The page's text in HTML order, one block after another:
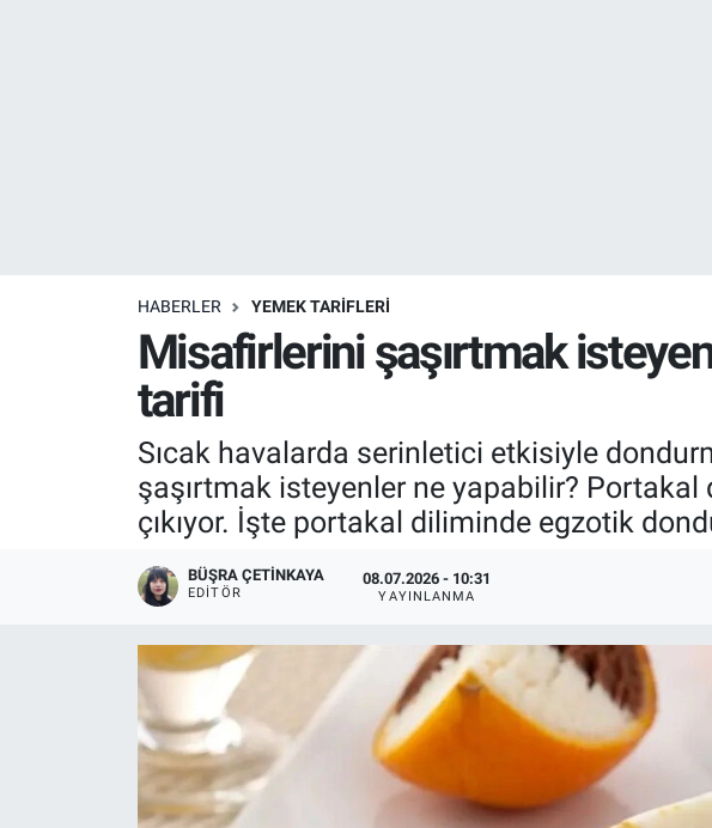
HABERLER YEMEK TARİFLERİ
Misafirlerini şaşırtmak
tarifi
Sıcak havalarda serinletici etkisiyle
şaşırtmak isteyenler ne yapabilir?
çıkıyor. İşte portakal diliminde egzotik
BÜŞRA ÇETINKAYA
EDITÖR
08.07.2026 - 10:31
YAYINLANMA